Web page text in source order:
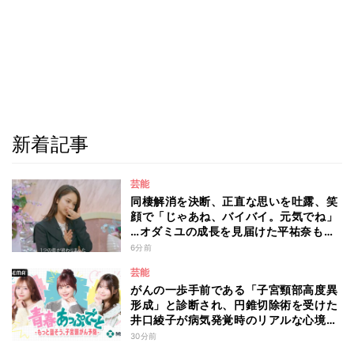
新着記事
芸能
同棲解消を決断、正直な思いを吐露、笑
顔で「じゃあね、バイバイ。元気でね」
…オダミユの成長を見届けた平祐奈も思
わず涙 『ガールオアレディ3』
6分前
芸能
がんの一歩手前である「子宮頸部高度異
形成」と診断され、円錐切除術を受けた
井口綾子が病気発覚時のリアルな心境や
葛藤を語る ABEMAトーク番組『青春
30分前